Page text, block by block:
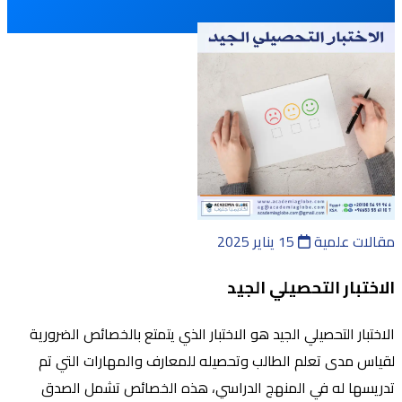
مقالات علمية
الاختبار التحصيلي الجيد
الاختبار التحصيلي الجيد هو الاختبار الذي يتمتع بالخصائص الضرورية
لقياس مدى تعلم الطالب وتحصيله للمعارف والمهارات التي تم
تدريسها له في المنهج الدراسي، هذه الخصائص تشمل الصدق